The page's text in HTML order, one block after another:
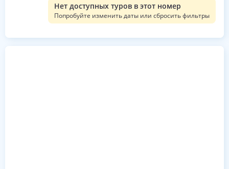
Нет доступных туров в этот номер
Попробуйте изменить даты или сбросить фильтры